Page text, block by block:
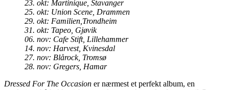
23. okt: Martinique, Stavanger
25. okt: Union Scene, Drammen
29. okt: Familien,Trondheim
31. okt: Tapeo, Gjøvik
06. nov: Cafe Stift, Lillehammer
14. nov: Harvest, Kvinesdal
27. nov: Blårock, Tromsø
28. nov: Gregers, Hamar
Dressed For The Occasion er nærmest et perfekt album, en